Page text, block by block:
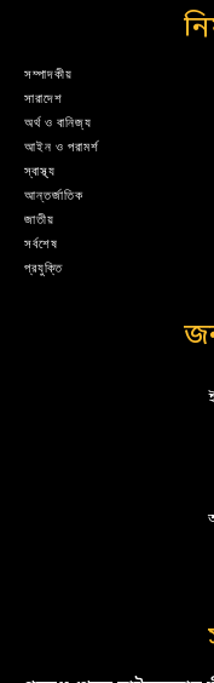
সম্পাদকীয়
সারাদেশ
অর্থ ও বানিজ্য
আইন ও পরামর্শ
স্বাস্থ্য
আন্তর্জাতিক
জাতীয়
সর্বশেষ
প্রযুক্তি